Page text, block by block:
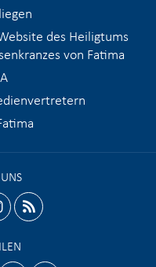
des Heiligtums
von Fatima
rss